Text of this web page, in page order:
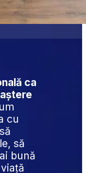
ca
cu
să
bună